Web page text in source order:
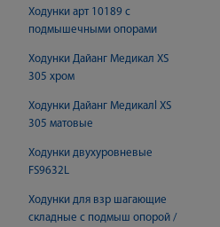
Ходунки арт 10189 с
подмышечными опорами
Ходунки Дайанг Медикал XS
305 хром
Ходунки Дайанг Медикалl XS
305 матовые
Ходунки двухуровневые
FS9632L
Ходунки для взр шагающие
складные с подмыш опорой /